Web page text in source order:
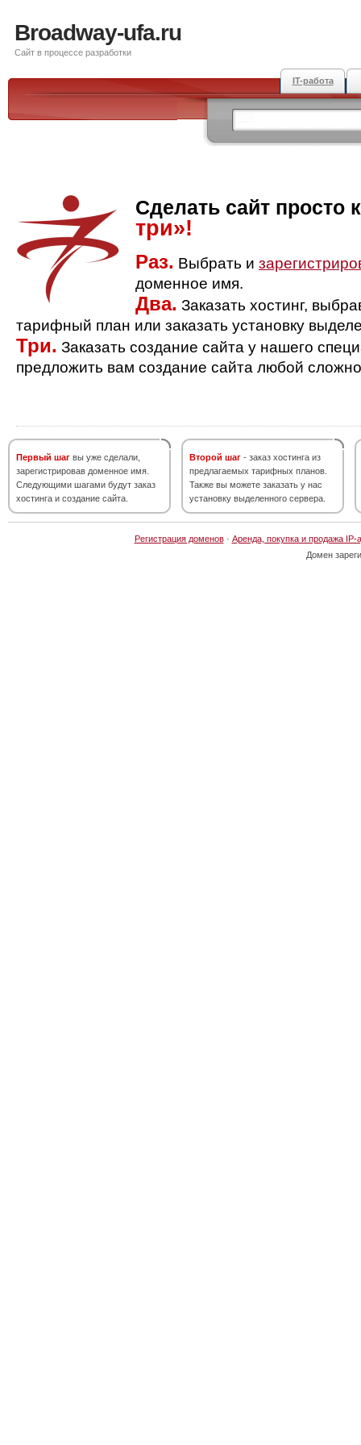
Broadway-ufa.ru
Сайт в процессе разработки
IT-работа
Сделать сайт просто
три»!
Раз. Выбрать и
доменное имя.
Два. Заказать хостинг,
тарифный план или заказать установку
Три. Заказать создание сайта у нашего
предложить вам создание сайта любой
Первый шаг вы уже сделали,
зарегистрировав доменное имя.
Следующими шагами будут заказ
хостинга и создание сайта.
Второй шаг - заказ хостинга из
предлагаемых тарифных планов.
Также вы можете заказать у нас
установку выделенного сервера.
Регистрация доменов· Аренда, покупка и продажа IP-
Домен